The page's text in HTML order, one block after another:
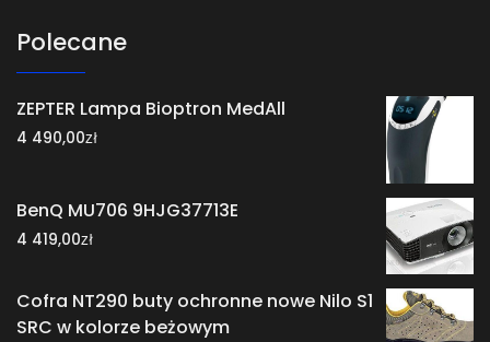
Polecane
ZEPTER Lampa Bioptron MedAll
4 490,00zł
BenQ MU706 9HJG37713E
4 419,00zł
Cofra NT290 buty ochronne nowe Nilo S1
SRC w kolorze beżowym